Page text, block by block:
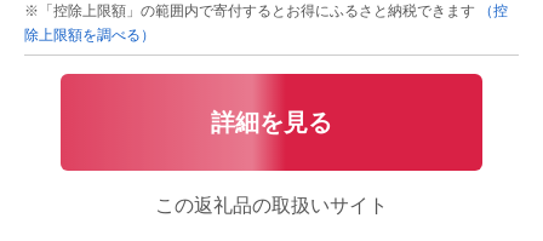
※「控除上限額」の範囲内で寄付するとお得にふるさと納税できます
（控
除上限額を調べる）
詳細を見る
この返礼品の取扱いサイト